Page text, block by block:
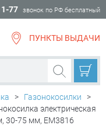
77 звонок по РФ бесплатный
ПУНКТЫ ВЫДАЧИ
> Газонокосилки
>
электрическая
30-75 мм, EM3816